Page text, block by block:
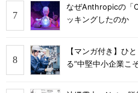
なぜAnthropicの「
ッキングしたのか
【マンガ付き】ひ
る”中堅中小企業こ